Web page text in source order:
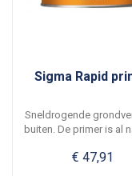
Sigma Rapid
Sneldrogende
buiten. De primer is al
€ 47,91